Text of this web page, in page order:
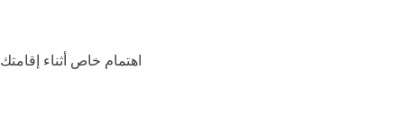
اهتمام خاص أثناء إقامتك